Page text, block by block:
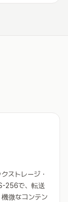
ストレージ・
256で、転送
微なコンテン